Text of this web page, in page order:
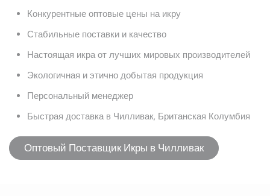
Конкурентные оптовые цены на икру
Стабильные поставки и качество
Настоящая икра от лучших мировых производителей
Экологичная и этично добытая продукция
Персональный менеджер
Быстрая доставка в Чилливак, Британская Колумбия
Оптовый Поставщик Икры в Чилливак